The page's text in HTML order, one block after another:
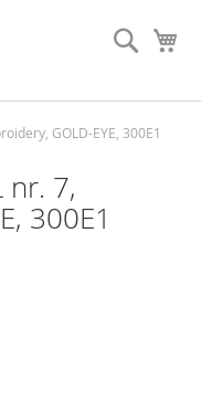
Otsi
GOLD-EYE, 300E1
nr. 7,
300E1